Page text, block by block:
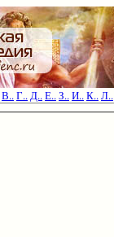
В..Г..Д..Е..З..И..К..Л..